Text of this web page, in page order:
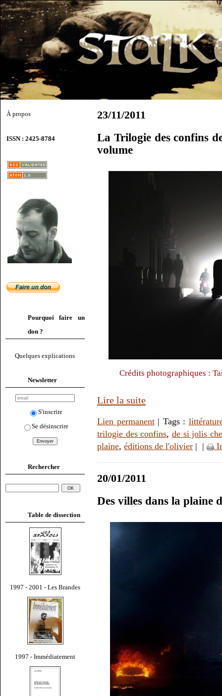
À propos
ISSN : 2425-8784
Pourquoi faire un
don ?
Quelques explications
Newsletter
S'inscrire
Se désinscrire
Rechercher
Table de dissection
1997 - 2001 - Les Brandes
1997 - Immédiatement
23/11/2011
La Trilogie des confins
volume
Crédits photographiques :
Lire la suite
Lien permanent| Tags :
trilogie des confins,de si jolis
plaine, éditions de l'olivier | |
20/01/2011
Des villes dans la plaine